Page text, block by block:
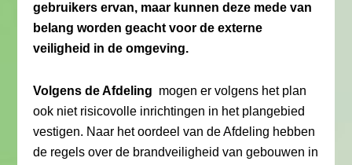
gebruikers ervan, maar kunnen deze mede van
belang worden geacht voor de externe
veiligheid in de omgeving.
Volgens de Afdeling mogen er volgens het plan
ook niet risicovolle inrichtingen in het plangebied
vestigen. Naar het oordeel van de Afdeling hebben
de regels over de brandveiligheid van gebouwen in